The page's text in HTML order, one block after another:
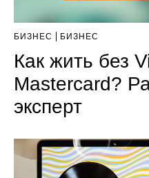
БИЗНЕС БИЗНЕС
Как жить без
Mastercard?
эксперт